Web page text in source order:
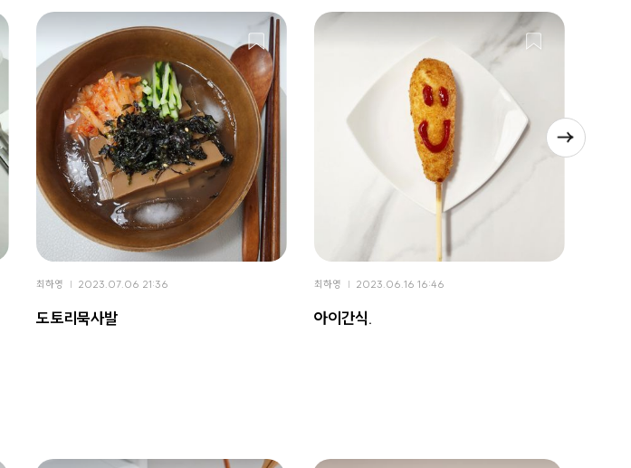
최하영 2023.07.06 21:36
도토리묵사발
최하영 2023.06.16 16:46
아이간식.